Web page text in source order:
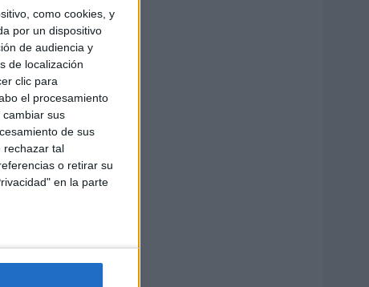
como cookies, y
por un dispositivo
de audiencia y
de localización
clic para
el procesamiento
sus
de sus
rechazar tal
o retirar su
en la parte